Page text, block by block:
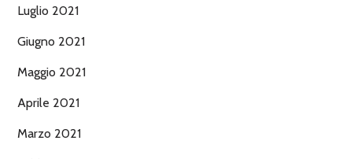
Luglio 2021
Giugno 2021
Maggio 2021
Aprile 2021
Marzo 2021